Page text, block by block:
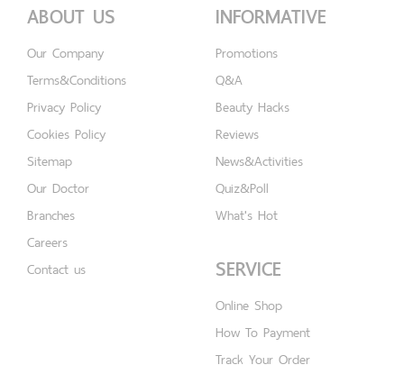
ABOUT US
Our Company
Terms&Conditions
Privacy Policy
Cookies Policy
Sitemap
Our Doctor
Branches
Careers
Contact us
INFORMATIVE
Promotions
Q&A
Beauty Hacks
Reviews
News&Activities
Quiz&Poll
What's Hot
SERVICE
Online Shop
How To Payment
Track Your Order